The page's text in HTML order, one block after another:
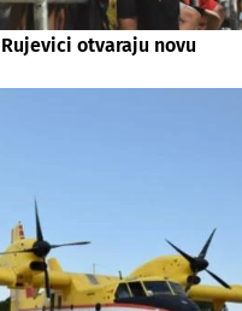
Rujevici otvaraju novu